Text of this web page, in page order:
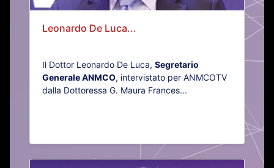
Leonardo De Luca...
Il Dottor Leonardo De Luca, Segretario
Generale ANMCO, intervistato per ANMCOTV
dalla Dottoressa G. Maura Frances...